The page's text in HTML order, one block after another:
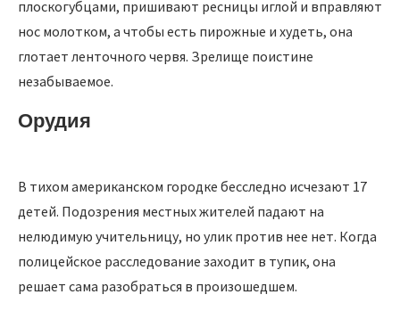
плоскогубцами, пришивают ресницы иглой и вправляют
нос молотком, а чтобы есть пирожные и худеть, она
глотает ленточного червя. Зрелище поистине
незабываемое.
Орудия
В тихом американском городке бесследно исчезают 17
детей. Подозрения местных жителей падают на
нелюдимую учительницу, но улик против нее нет. Когда
полицейское расследование заходит в тупик, она
решает сама разобраться в произошедшем.